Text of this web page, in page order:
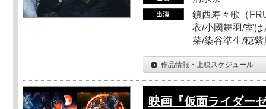
鎮西寿々歌（
衣/小國舞羽/室
菜/染谷準生/穂
作品情報・上映スケジュール
映画『仮面ライダー